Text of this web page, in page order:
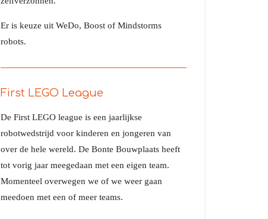
Er is keuze uit WeDo, Boost of Mindstorms
robots.
First LEGO League
De First LEGO league is een jaarlijkse
robotwedstrijd voor kinderen en jongeren van
over de hele wereld. De Bonte Bouwplaats heeft
tot vorig jaar meegedaan met een eigen team.
Momenteel overwegen we of we weer gaan
meedoen met een of meer teams.